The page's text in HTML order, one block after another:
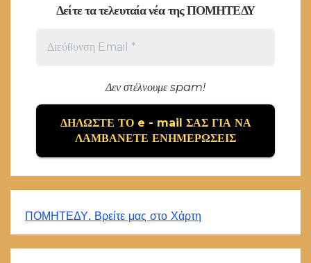
Δείτε τα τελευταία νέα της ΠΟΜΗΤΕΔΥ
Δεν στέλνουμε spam!
ΠΟΜΗΤΕΔΥ. Βρείτε μας στο Χάρτη